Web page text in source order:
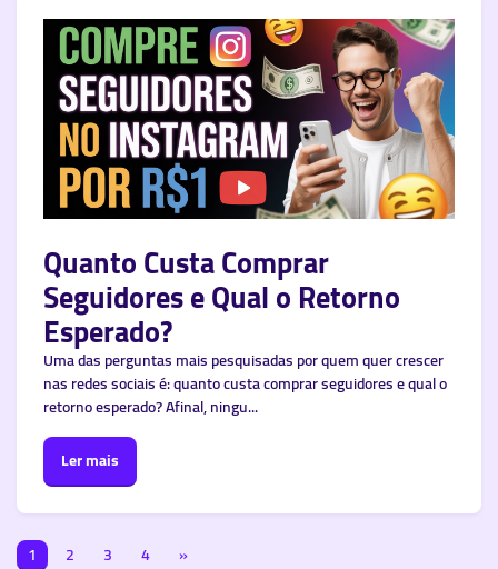
Quanto Custa Comprar
Seguidores e Qual o Retorno
Esperado?
Uma das perguntas mais pesquisadas por quem quer crescer
nas redes sociais é: quanto custa comprar seguidores e qual o
retorno esperado? Afinal, ningu...
Ler mais
1 2 3 4 »